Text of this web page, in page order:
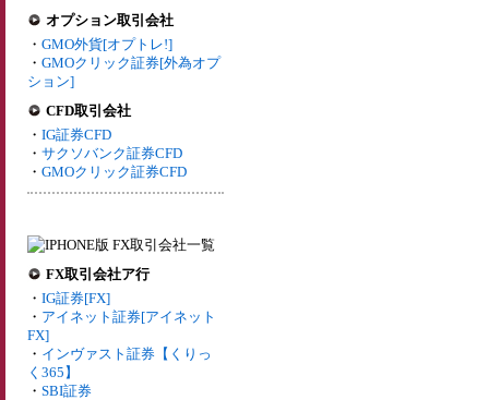
オプション取引会社
・ GMO外貨[オプトレ!]
・ GMOクリック証券[外為オプ
ション]
CFD取引会社
・ IG証券CFD
・ サクソバンク証券CFD
・ GMOクリック証券CFD
FX取引会社ア行
・ IG証券[FX]
・ アイネット証券[アイネット
FX]
・ インヴァスト証券【くりっ
く365】
・ SBI証券